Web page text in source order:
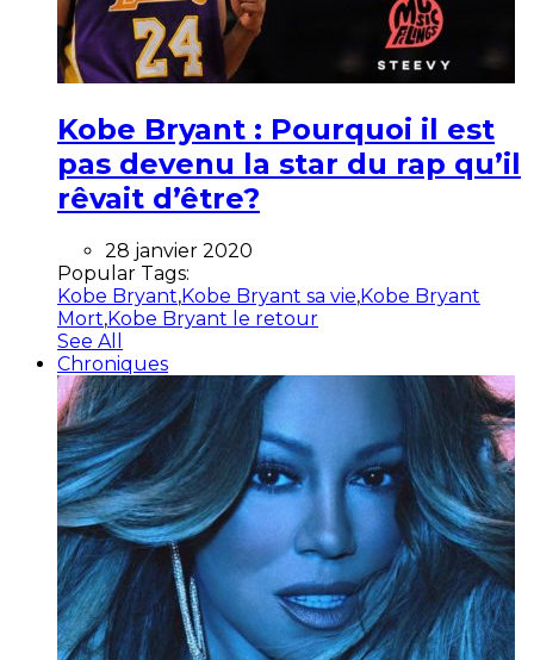
Kobe Bryant : Pourquoi il est
pas devenu la star du rap qu’il
rêvait d’être?
28 janvier 2020
Popular Tags:
Kobe Bryant,Kobe Bryant sa vie,Kobe Bryant
Mort,Kobe Bryant le retour
See All
Chroniques